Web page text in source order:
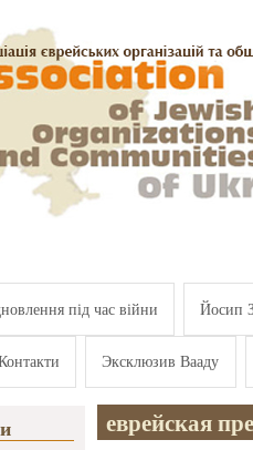
під час війни Йосип
Эксклюзив Вааду
еврейская